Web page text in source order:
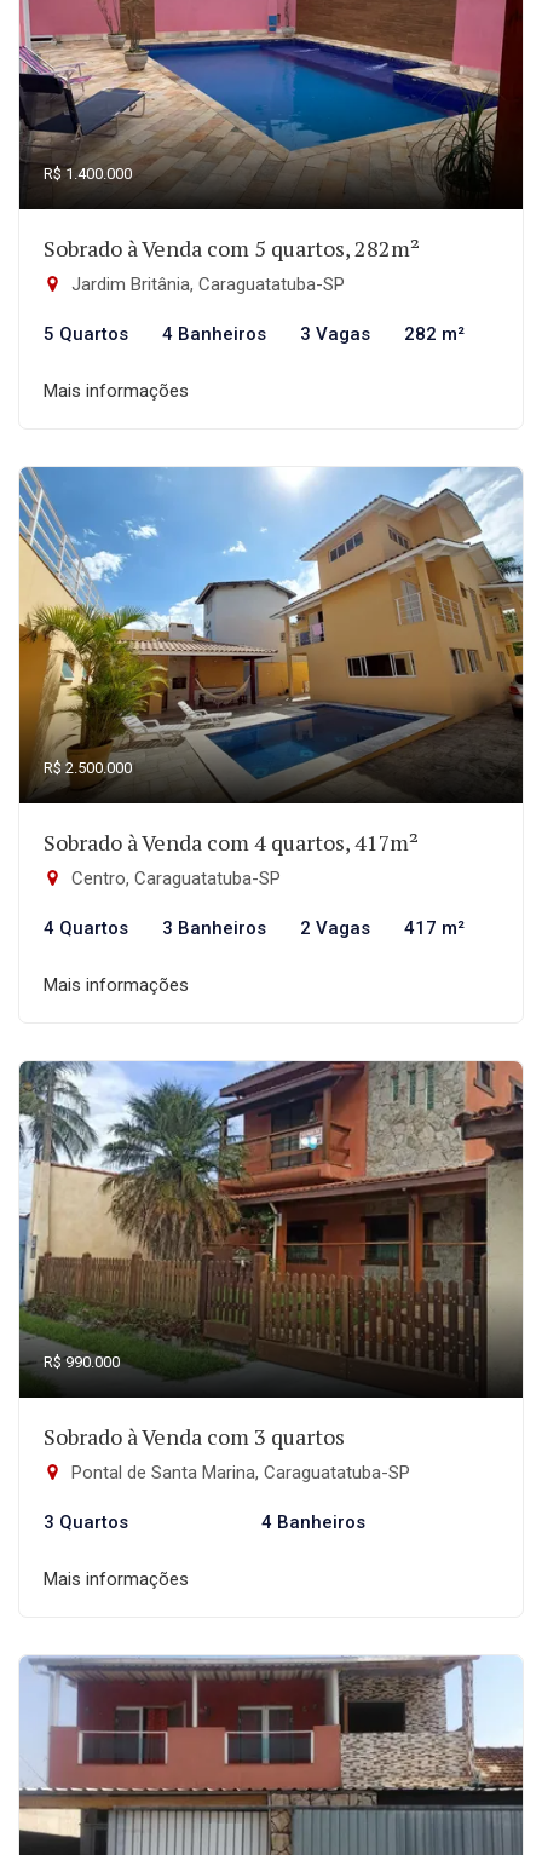
R$ 1.400.000
Sobrado à Venda com 5 quartos, 282m²
Jardim Britânia, Caraguatatuba-SP
5 Quartos 4 Banheiros 3 Vagas 282 m²
Mais informações
R$ 2.500.000
Sobrado à Venda com 4 quartos, 417m²
Centro, Caraguatatuba-SP
4 Quartos 3 Banheiros 2 Vagas 417 m²
Mais informações
R$ 990.000
Sobrado à Venda com 3 quartos
Pontal de Santa Marina, Caraguatatuba-SP
3 Quartos 4 Banheiros
Mais informações